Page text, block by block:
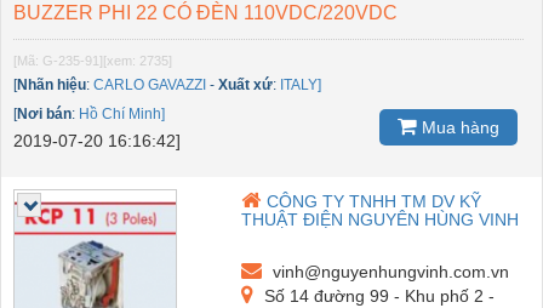
BUZZER PHI 22 CÓ ĐÈN 110VDC/220VDC
[Mã: G-235-91][xem: 2735]
[Nhãn hiệu: CARLO GAVAZZI - Xuất xứ: ITALY]
[Nơi bán: Hồ Chí Minh]
2019-07-20 16:16:42]
Mua hàng
CÔNG TY TNHH TM DV KỸ
THUẬT ĐIỆN NGUYÊN HÙNG VINH
vinh@nguyenhungvinh.com.vn
Số 14 đường 99 - Khu phố 2 -